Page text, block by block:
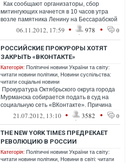
Как сообщают организаторы, сбор
митингующих начнется в 10 часов утра
возле памятника Ленину на Бессарабской
площади столицы. Зате...
06.11.2012, 17:59 • 978 • 0
РОССИЙСКИЕ ПРОКУРОРЫ ХОТЯТ
ЗАКРЫТЬ «ВКОНТАКТЕ»
Категорія: Політичні новини України та світу:
читати новини політики Новини суспільства:
читати соціальні новини
Прокуратура Октябрьского округа города
Мурманска собирается подать в суд на
социальную сеть «ВКонтакте». Причина
такого решения – бездействие ру...
21.07.2012, 13:10 • 3582 • 0
THE NEW YORK TIMES ПРЕДРЕКАЕТ
РЕВОЛЮЦИЮ В РОССИИ
Категорія: Політичні новини України та світу:
читати новини політики Новини в світі: читати